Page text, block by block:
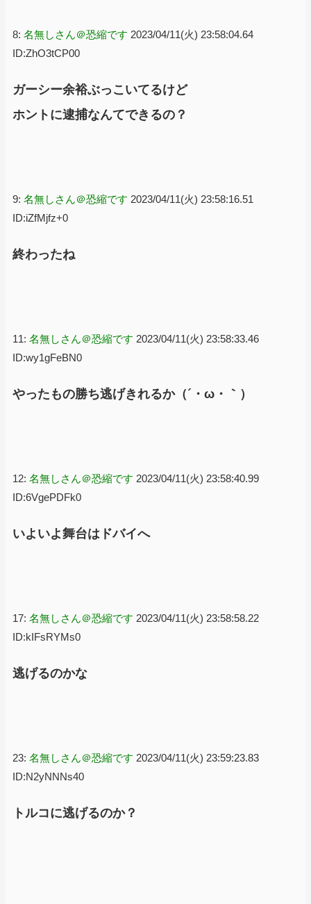
8: 名無しさん＠恐縮です 2023/04/11(火) 23:58:04.64
ID:ZhO3tCP00
ガーシー余裕ぶっこいてるけど
ホントに逮捕なんてできるの？
9: 名無しさん＠恐縮です 2023/04/11(火) 23:58:16.51
ID:iZfMjfz+0
終わったね
11: 名無しさん＠恐縮です 2023/04/11(火) 23:58:33.46
ID:wy1gFeBN0
やったもの勝ち逃げきれるか（´・ω・｀）
12: 名無しさん＠恐縮です 2023/04/11(火) 23:58:40.99
ID:6VgePDFk0
いよいよ舞台はドバイへ
17: 名無しさん＠恐縮です 2023/04/11(火) 23:58:58.22
ID:kIFsRYMs0
逃げるのかな
23: 名無しさん＠恐縮です 2023/04/11(火) 23:59:23.83
ID:N2yNNNs40
トルコに逃げるのか？